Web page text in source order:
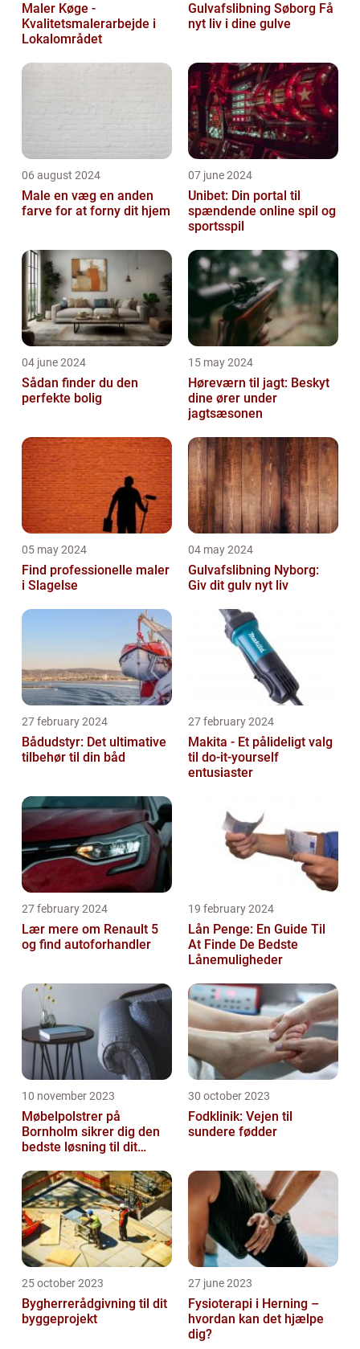
Maler Køge -
Kvalitetsmalerarbejde i
Lokalområdet
Gulvafslibning Søborg Få
nyt liv i dine gulve
06 august 2024
Male en væg en anden
farve for at forny dit hjem
07 june 2024
Unibet: Din portal til
spændende online spil og
sportsspil
04 june 2024
Sådan finder du den
perfekte bolig
15 may 2024
Høreværn til jagt: Beskyt
dine ører under
jagtsæsonen
05 may 2024
Find professionelle maler
i Slagelse
04 may 2024
Gulvafslibning Nyborg:
Giv dit gulv nyt liv
27 february 2024
Bådudstyr: Det ultimative
tilbehør til din båd
27 february 2024
Makita - Et pålideligt valg
til do-it-yourself
entusiaster
27 february 2024
Lær mere om Renault 5
og find autoforhandler
19 february 2024
Lån Penge: En Guide Til
At Finde De Bedste
Lånemuligheder
10 november 2023
Møbelpolstrer på
Bornholm sikrer dig den
bedste løsning til dit
30 october 2023
Fodklinik: Vejen til
sundere fødder
25 october 2023
Bygherrerådgivning til dit
byggeprojekt
27 june 2023
Fysioterapi i Herning –
hvordan kan det hjælpe
dig?